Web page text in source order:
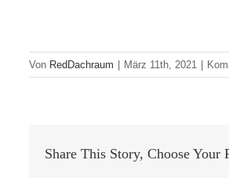
Von RedDachraum März 11th, 2021
Share This Story, Choose Your